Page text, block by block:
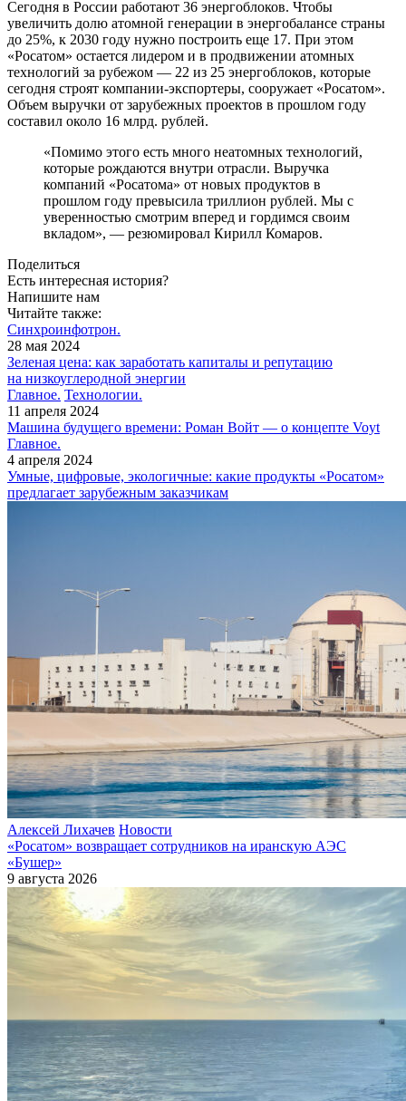
Сегодня в России работают 36 энергоблоков. Чтобы
увеличить долю атомной генерации в энергобалансе страны
до 25%, к 2030 году нужно построить еще 17. При этом
«Росатом» остается лидером и в продвижении атомных
технологий за рубежом — 22 из 25 энергоблоков, которые
сегодня строят компании-экспортеры, сооружает «Росатом».
Объем выручки от зарубежных проектов в прошлом году
составил около 16 млрд. рублей.
«Помимо этого есть много неатомных технологий,
которые рождаются внутри отрасли. Выручка
компаний «Росатома» от новых продуктов в
прошлом году превысила триллион рублей. Мы с
уверенностью смотрим вперед и гордимся своим
вкладом», — резюмировал Кирилл Комаров.
Поделиться
Есть интересная история?
Напишите нам
Читайте также:
Синхроинфотрон.
28 мая 2024
Зеленая цена: как заработать капиталы и репутацию
на низкоуглеродной энергии
Главное. Технологии.
11 апреля 2024
Машина будущего времени: Роман Войт — ​о концепте Voyt
Главное.
4 апреля 2024
Умные, цифровые, экологичные: какие продукты «Росатом»
предлагает зарубежным заказчикам
Алексей Лихачев Новости
«Росатом» возвращает сотрудников на иранскую АЭС
«Бушер»
9 августа 2026